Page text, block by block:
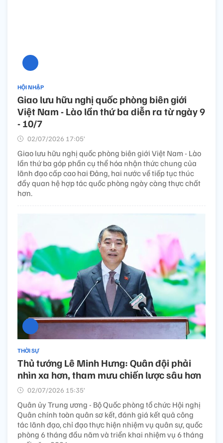
HỘI NHẬP
Giao lưu hữu nghị quốc phòng biên giới
Việt Nam - Lào lần thứ ba diễn ra từ ngày 9
- 10/7
02/07/2026 17:05’
Giao lưu hữu nghị quốc phòng biên giới Việt Nam - Lào
lần thứ ba góp phần cụ thể hóa nhận thức chung của
lãnh đạo cấp cao hai Đảng, hai nước về tiếp tục thúc
đẩy quan hệ hợp tác quốc phòng ngày càng thực chất
hơn.
THỜI SỰ
Thủ tướng Lê Minh Hưng: Quân đội phải
nhìn xa hơn, tham mưu chiến lược sâu hơn
02/07/2026 15:35’
Quân ủy Trung ương - Bộ Quốc phòng tổ chức Hội nghị
Quân chính toàn quân sơ kết, đánh giá kết quả công
tác lãnh đạo, chỉ đạo thực hiện nhiệm vụ quân sự, quốc
phòng 6 tháng đầu năm và triển khai nhiệm vụ 6 tháng